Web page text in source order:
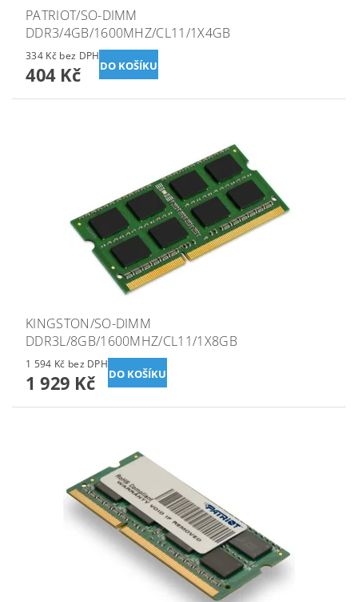
PATRIOT/SO-DIMM
DDR3/4GB/1600MHZ/CL11/1X4GB
334 Kč bez DPH
404 Kč
KINGSTON/SO-DIMM
DDR3L/8GB/1600MHZ/CL11/1X8GB
1 594 Kč bez DPH
1 929 Kč